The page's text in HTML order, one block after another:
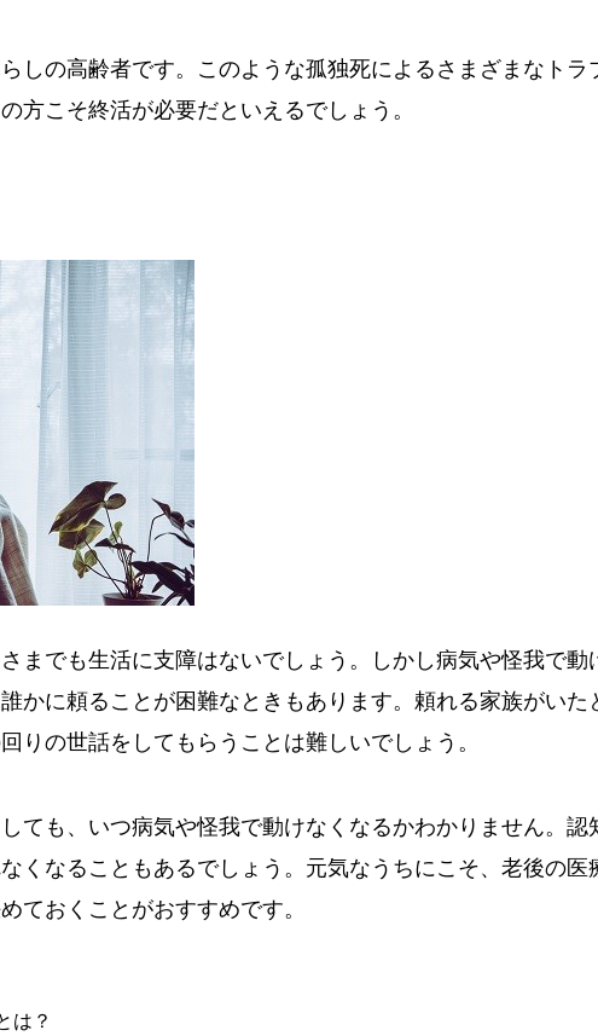
しの高齢者です。このような孤独死によるさまざまなトラ
方こそ終活が必要だといえるでしょう。
までも生活に支障はないでしょう。しかし病気や怪我で動
かに頼ることが困難なときもあります。頼れる家族がいた
りの世話をしてもらうことは難しいでしょう。
ても、いつ病気や怪我で動けなくなるかわかりません。認
くなることもあるでしょう。元気なうちにこそ、老後の医
ておくことがおすすめです。
は？